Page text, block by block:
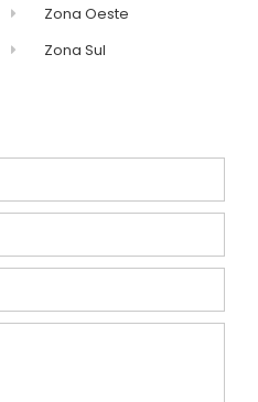
Zona Oeste
Zona Sul